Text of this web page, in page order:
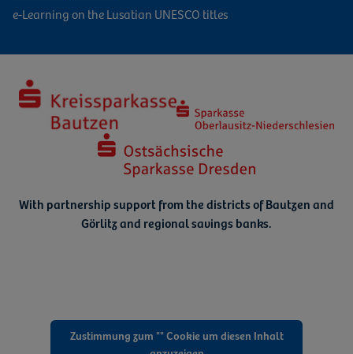
e-Learning on the Lusatian UNESCO titles
With partnership support from the districts of Bautzen and
Görlitzand regional savings banks.
Zustimmung zum "" Cookie um diesen Inhalt